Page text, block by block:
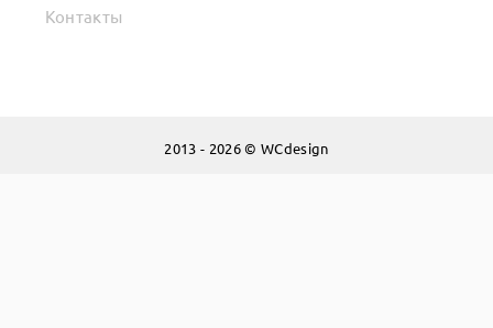
Контакты
2013 - 2026 © WCdesign